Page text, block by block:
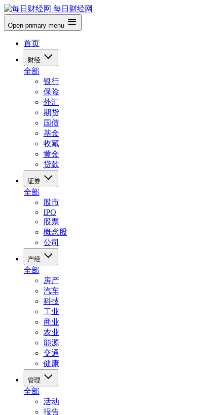
每日财经网
Open primary menu
首页
财经
全部
银行
保险
外汇
期货
国债
基金
收藏
黄金
贷款
证券
全部
股市
IPO
股票
概念股
公司
产经
全部
房产
汽车
科技
工业
商业
农业
能源
交通
健康
管理
全部
活动
报告